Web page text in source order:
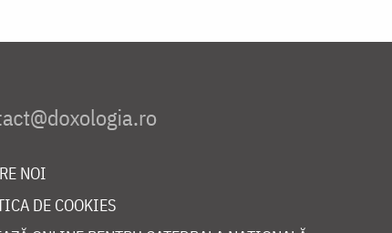
NOI
DE COOKIES